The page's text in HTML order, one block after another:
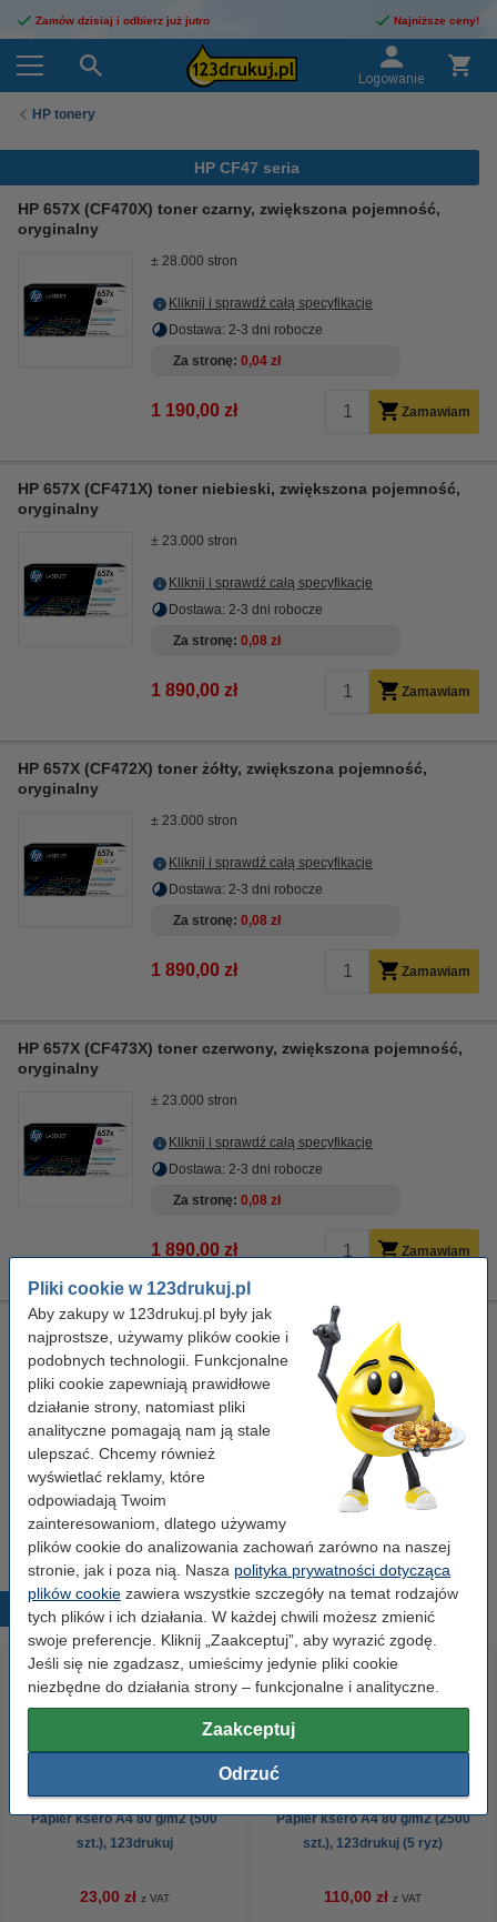
Pliki cookie w 123drukuj.pl
Aby zakupy w 123drukuj.pl były jak
najprostsze, używamy plików cookie i
podobnych technologii. Funkcjonalne
pliki cookie zapewniają prawidłowe
działanie strony, natomiast pliki
analityczne pomagają nam ją stale
ulepszać. Chcemy również
wyświetlać reklamy, które
odpowiadają Twoim
zainteresowaniom, dlatego używamy
plików cookie do analizowania zachowań zarówno na naszej
stronie, jak i poza nią. Nasza polityka prywatności dotycząca
plików cookie zawiera wszystkie szczegóły na temat rodzajów
tych plików i ich działania. W każdej chwili możesz zmienić
swoje preferencje. Kliknij „Zaakceptuj”, aby wyrazić zgodę.
Jeśli się nie zgadzasz, umieścimy jedynie pliki cookie
niezbędne do działania strony – funkcjonalne i analityczne.
Zaakceptuj
Odrzuć
Zamów dzisiaj i odbierz już jutro Najniższe ceny!
Logowanie
HP tonery
HP CF47 seria
HP 657X (CF470X) toner czarny, zwiększona pojemność,
oryginalny
± 28.000 stron
Kliknij i sprawdź całą specyfikacje
Dostawa: 2-3 dni robocze
Za stronę 0,04 zł
1 190,00 zł Zamawiam
HP 657X (CF471X) toner niebieski, zwiększona pojemność,
oryginalny
± 23.000 stron
Kliknij i sprawdź całą specyfikacje
Dostawa: 2-3 dni robocze
Za stronę 0,08 zł
1 890,00 zł Zamawiam
HP 657X (CF472X) toner żółty, zwiększona pojemność,
oryginalny
± 23.000 stron
Kliknij i sprawdź całą specyfikacje
Dostawa: 2-3 dni robocze
Za stronę 0,08 zł
1 890,00 zł Zamawiam
HP 657X (CF473X) toner czerwony, zwiększona pojemność,
oryginalny
± 23.000 stron
Kliknij i sprawdź całą specyfikacje
Dostawa: 2-3 dni robocze
Za stronę 0,08 zł
1 890,00 zł Zamawiam
Ściereczka do czyszczenia drukarki laserowej
ściereczka do czyszczenia 43 x 32 cm
żółty
999058
Kliknij i sprawdź całą specyfikacje
Dostępny
Zamów na wtorek
7,50 zł
Popularne produkty
Papier ksero A4 80 g/m2 (500
szt.), 123drukuj
23,00 zł z VAT
Papier ksero A4 80 g/m2 (2500
szt.), 123drukuj (5 ryz)
110,00 zł z VAT